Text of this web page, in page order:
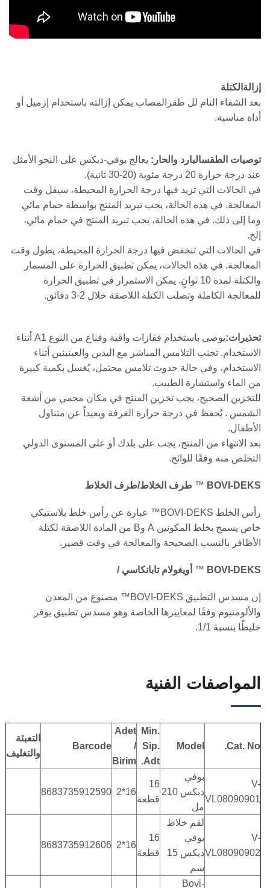
إزالةالكتلة
بعد الشفاء التام لل ظفرالمصاب يمكن إزالته باستخدام إزميل أو
أداة مناسبة.
توصيات الطقسالبارد والحار: يعالج بوفي-ديكس على النحو الأمثل
عند درجة حرارة 20 درجة مئوية (20-30 ثانية).
في الحالات التي تزيد فيها درجة الحرارة المحيطة، سيقل وقت
المعالجة. في هذه الحالة، يجب تبريد المنتج بواسطة حمام مائي
وما إلى ذلك. في هذه الحالة، يجب تبريد المنتج في حمام مائي،
إلخ.
في الحالات التي تنخفض فيها درجة الحرارة المحيطة، يطول وقت
المعالجة. في هذه الحالات، يمكن تطبيق الحرارة على المسمار
والكتلة لمدة 10 ثوانٍ. يمكن الاستمرار في تطبيق الحرارة
للمعالجة الكاملة وتصلب الكتلة اللاصقة خلال 2-3 دقائق.
تحذيرات:
يوصى باستخدام قفازات واقية وقناع من النوع A1 أثناء
الاستخدام. تجنب التلامس المباشر مع اليدين والعينينين أثناء
الاستخدام، وفي حالة حدوث تلامس محتمل، يُغسل بكمية كبيرة
من الماء واستشارة الطبيب.
للتخزين الصحيح، يجب تخزين المنتج في مكان محمي من أشعة
الشمس . يُحفظ في درجة حرارة الغرفة وبعيداً عن متناول
الأطفال.
بعد الانتهاء من المنتج، يجب على بلدك أو على المستوى الدولي
التخلص منه وفقًا للوائح.
BOVI-DEKS
™ طرف الخلاط/طرف الخلاط
رأس الخلط BOVI-DEKS™ عبارة عن رأس خلط بلاستيكي
خاص يسمح بخلط المكونين A وB من المادة اللاصقة لكتلة
الأظافر بالنسب الصحيحة والمعالجة في وقت قصير.
BOVI-DEKS
™ أويغولام تابانكاسي /
إن مسدس التطبيق BOVI-DEKS™ مصنوع من المعدن
والألومنيوم وفقًا لمعاييرها الخاصة وهو مسدس تطبيق يوفر
خليطًا بنسبة 1/1.
المواصفات الفنية
Cat. No.
Model
Min.
Sip.
Adt.
Adet
/
Birim
Barcode
التعبئة
والتغليف
V-
VL08090901
بوفي
ديكس 210
مل
16
قطعة
16*2
8683735912590
V-
VL08090902
لقم خلاط
بوفي
ديكس 15
سم
16
قطعة
16*2
8683735912606
Bovi-